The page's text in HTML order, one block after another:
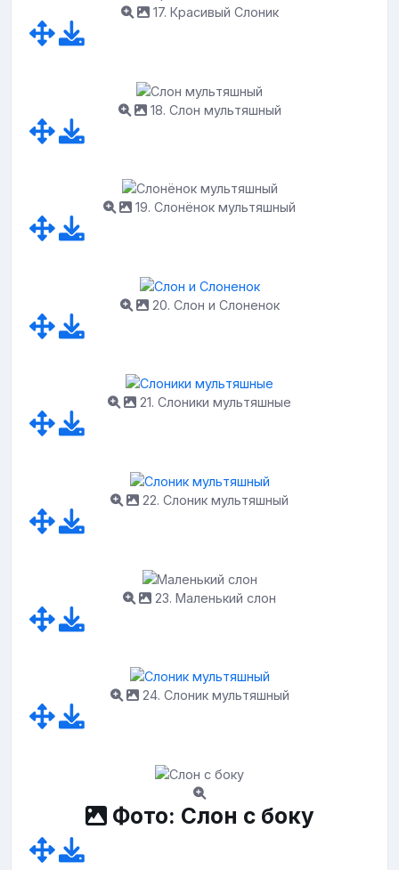
17. Красивый Слоник
18. Слон мультяшный
19. Слонёнок мультяшный
20. Слон и Слоненок
21. Слоники мультяшные
22. Слоник мультяшный
23. Маленький слон
24. Слоник мультяшный
Фото: Слон с боку